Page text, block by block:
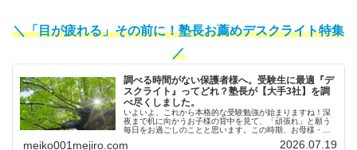
＼「目が疲れる」その前に！塾長お薦めデスクライト特集
／
調べる時間がない保護者様へ。受験生に最適『デ
スクライト』ってどれ？塾長が【大手3社】を調
べ尽くしました。
いよいよ、これから本格的な受験勉強が始まりますね！深
夜まで机に向かうお子様の背中を見て、「頑張れ」と願う
毎日をお過ごしのことと思います。この時期、お母様・お
「最近、子供が目をこすっていること...
meiko001mejiro.com 2026.07.19